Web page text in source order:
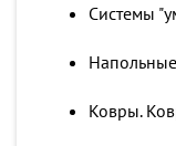
Системы
Ковры.